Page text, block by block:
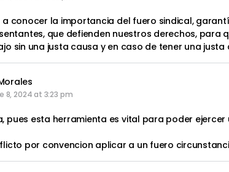
a conocer la importancia del fuero sindical,
que defienden nuestros derechos, para
sin una justa causa y en caso de tener una justa
8, 2024 at 3:23 pm
pues esta herramienta es vital para poder
por convencion aplicar a un fuero